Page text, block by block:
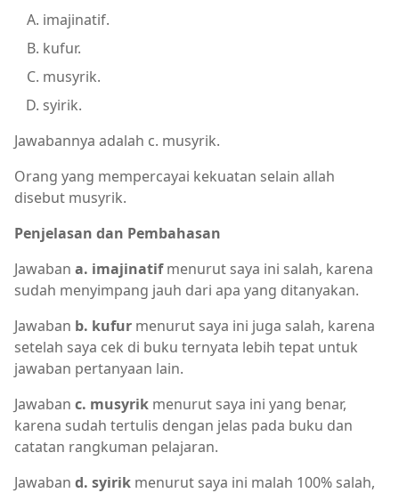
imajinatif.
kufur.
musyrik.
syirik.
Jawabannya adalah c. musyrik.
Orang yang mempercayai kekuatan selain allah
disebut musyrik.
Penjelasan dan Pembahasan
Jawaban a. imajinatifmenurut saya ini salah, karena
sudah menyimpang jauh dari apa yang ditanyakan.
Jawaban b. kufur menurut saya ini juga salah, karena
setelah saya cek di buku ternyata lebih tepat untuk
jawaban pertanyaan lain.
Jawaban c. musyrik menurut saya ini yang benar,
karena sudah tertulis dengan jelas pada buku dan
catatan rangkuman pelajaran.
Jawaban d. syirik menurut saya ini malah 100% salah,